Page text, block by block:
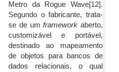
Metro da Rogue Wave[12].
Segundo o fabricante, trata-
se de umframework aberto,
customizável e portável,
destinado ao mapeamento
de objetos para bancos de
dados relacionais, o qual